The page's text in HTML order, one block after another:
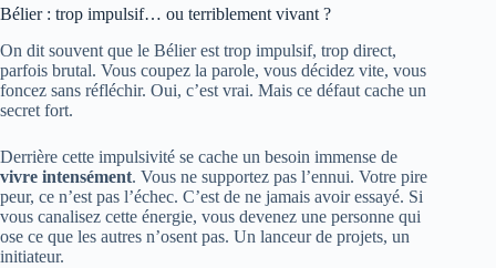
Bélier : trop impulsif… ou terriblement vivant ?
On dit souvent que le Bélier est trop impulsif, trop direct,
parfois brutal. Vous coupez la parole, vous décidez vite, vous
foncez sans réfléchir. Oui, c’est vrai. Mais ce défaut cache un
secret fort.
Derrière cette impulsivité se cache un besoin immense de
vivre intensément. Vous ne supportez pas l’ennui. Votre pire
peur, ce n’est pas l’échec. C’est de ne jamais avoir essayé. Si
vous canalisez cette énergie, vous devenez une personne qui
ose ce que les autres n’osent pas. Un lanceur de projets, un
initiateur.